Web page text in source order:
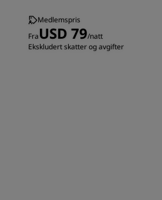
Medlemspris
FraUSD 79/natt
Ekskludert skatter og avgifter